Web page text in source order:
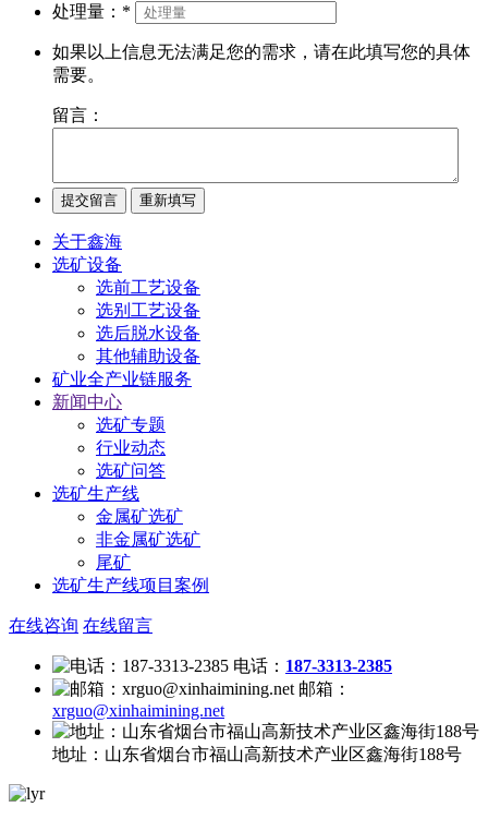
处理量： *
如果以上信息无法满足您的需求，请在此填写您的具体
需要。
留言：
关于鑫海
选矿设备
选前工艺设备
选别工艺设备
选后脱水设备
其他辅助设备
矿业全产业链服务
新闻中心
选矿专题
行业动态
选矿问答
选矿生产线
金属矿选矿
非金属矿选矿
尾矿
选矿生产线项目案例
在线咨询 在线留言
电话： 187-3313-2385
邮箱：
xrguo@xinhaimining.net
地址： 山东省烟台市福山高新技术产业区鑫海街188号